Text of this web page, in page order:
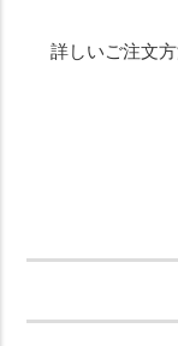
詳しいご注文